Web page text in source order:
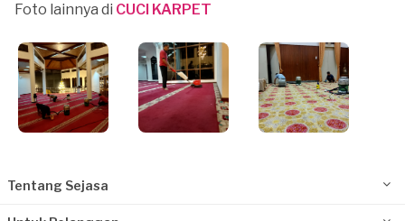
Foto lainnya di CUCI KARPET
Tentang Sejasa